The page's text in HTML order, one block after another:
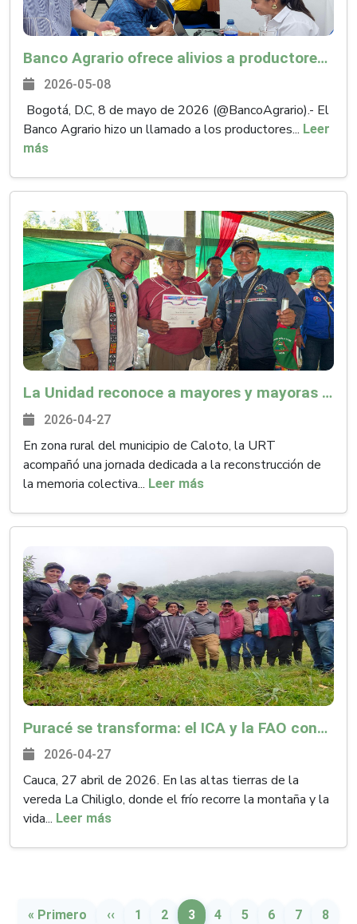
Banco Agrario ofrece alivios a productores afectados por frente frío e invierno
2026-05-08
Bogotá, D.C, 8 de mayo de 2026 (@BancoAgrario).- El
Banco Agrario hizo un llamado a los productores... Leer
más
La Unidad reconoce a mayores y mayoras y fortalece procesos de memoria en el resguardo de Huellas, en Cauca
2026-04-27
En zona rural del municipio de Caloto, la URT
acompañó una jornada dedicada a la reconstrucción de
la memoria colectiva... Leer más
Puracé se transforma: el ICA y la FAO consolidan un frente unido por la sanidad y la soberanía económica
2026-04-27
Cauca, 27 abril de 2026. En las altas tierras de la
vereda La Chiliglo, donde el frío recorre la montaña y la
vida... Leer más
Primera página
« Primero Página anterior
‹‹ Página
1 Página
2 Página
3 Página
4 Página
5 Página
6 Página
7 8